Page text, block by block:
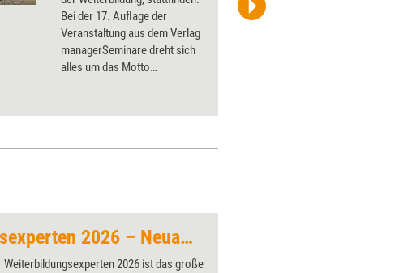
Bei der 17. Auflage der
Veranstaltung aus dem Verlag
managerSeminare dreht sich
alles um das Motto
iStock/nadia_bormotova
Weiterbildungsexperten 2026 – Neuauflage
Weiterbildungsexperten 2026 ist das große